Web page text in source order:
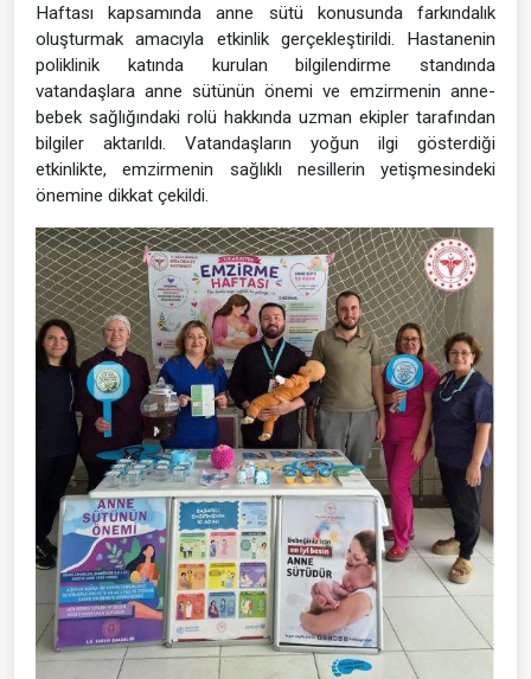
Haftası kapsamında anne sütü konusunda farkındalık
oluşturmak amacıyla etkinlik gerçekleştirildi. Hastanenin
poliklinik katında kurulan bilgilendirme standında
vatandaşlara anne sütünün önemi ve emzirmenin anne-
bebek sağlığındaki rolü hakkında uzman ekipler tarafından
bilgiler aktarıldı. Vatandaşların yoğun ilgi gösterdiği
etkinlikte, emzirmenin sağlıklı nesillerin yetişmesindeki
önemine dikkat çekildi.